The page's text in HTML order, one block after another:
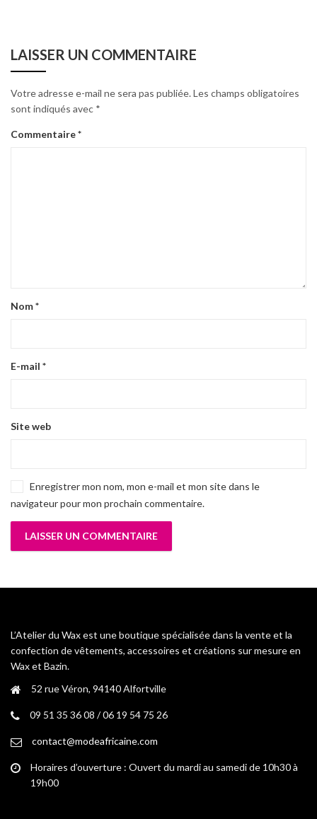
LAISSER UN COMMENTAIRE
Votre adresse e-mail ne sera pas publiée.Les champs obligatoires
sont indiqués avec *
Commentaire*
Nom*
E-mail *
Site web
Enregistrer mon nom, mon e-mail et mon site dans le
navigateur pour mon prochain commentaire.
L’Atelier du Wax est une boutique spécialisée dans la vente et la
confection de vêtements, accessoires et créations sur mesure en
Wax et Bazin.
52 rue Véron, 94140 Alfortville
09 51 35 36 08 / 06 19 54 75 26
contact@modeafricaine.com
Horaires d’ouverture : Ouvert du mardi au samedi de 10h30 à
19h00